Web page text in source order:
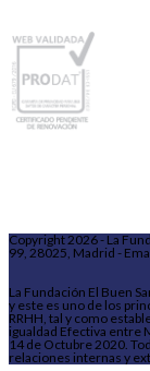
Copyright 2026 - La
99, 28025, Madrid -
La Fundación El Buen
y este es uno de los
RRHH, tal y como
igualdad Efectiva entre
14 de Octubre 2020.
relaciones internas y